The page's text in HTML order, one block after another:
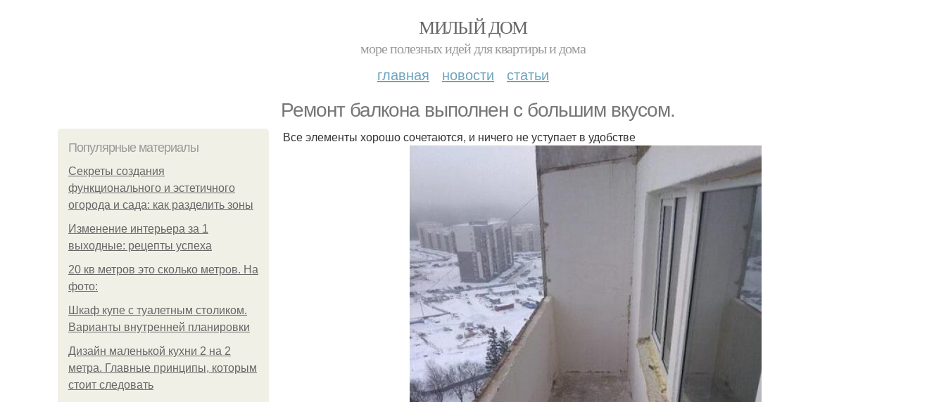
МИЛЫЙ ДОМ
море полезных идей для квартиры и дома
главная новости статьи
Ремонт балкона выполнен с большим вкусом.
Популярные материалы
Секреты создания
функционального и эстетичного
огорода и сада: как разделить зоны
Изменение интерьера за 1
выходные: рецепты успеха
20 кв метров это сколько метров. На
фото:
Шкаф купе с туалетным столиком.
Варианты внутренней планировки
Дизайн маленькой кухни 2 на 2
метра. Главные принципы, которым
стоит следовать
Все элементы хорошо сочетаются, и ничего не уступает в удобстве